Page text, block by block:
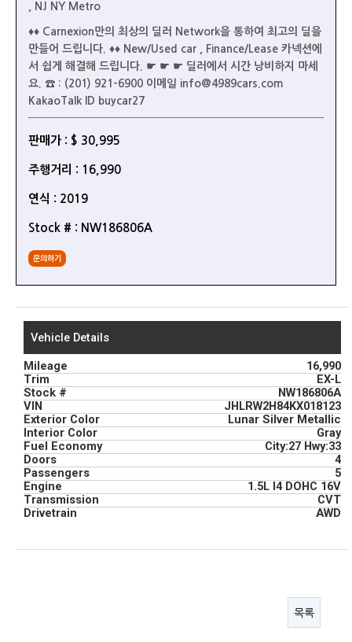
, NJ NY Metro
♦♦ Carnexion만의 최상의 딜러 Network을 통하여 최고의 딜을
만들어 드립니다. ♦♦ New/Used car , Finance/Lease 카넥션에
서 쉽게 해결해 드립니다. ☛ ☛ ☛ 딜러에서 시간 낭비하지 마세
요. ☎ : (201) 921-6900 이메일 info@4989cars.com
KakaoTalk ID buycar27
판매가 : $ 30,995
주행거리 : 16,990
연식 : 2019
Stock # : NW186806A
문의하기
Vehicle Details
Mileage
16,990
Trim
EX-L
Stock #
NW186806A
VIN
JHLRW2H84KX018123
Exterior Color
Lunar Silver Metallic
Interior Color
Gray
Fuel Economy
City:27 Hwy:33
Doors
4
Passengers
5
Engine
1.5L I4 DOHC 16V
Transmission
CVT
Drivetrain
AWD
목록